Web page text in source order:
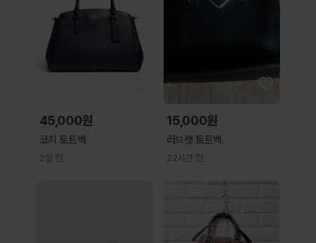
45,000원
코치 토트백
2일 전
15,000원
러브캣 토트백
22시간 전